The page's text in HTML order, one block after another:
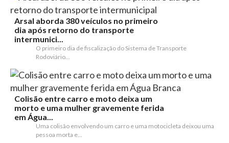
Arsal aborda 380 veículos no primeiro
dia após retorno do transporte
intermunici...
O primeiro dia de fiscalização do Sistema de Transporte
Rodoviário...
Colisão entre carro e moto deixa um
morto e uma mulher gravemente ferida
em Água...
Uma colisão envolvendo um carro e uma motocicleta deixou uma
pessoa morta e...